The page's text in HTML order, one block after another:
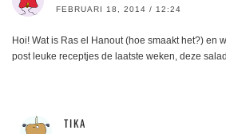
FEBRUARI 18, 2014 / 12:24
Hoi! Wat is Ras el Hanout (hoe smaakt het?) en
post leuke receptjes de laatste weken, deze
TIKA